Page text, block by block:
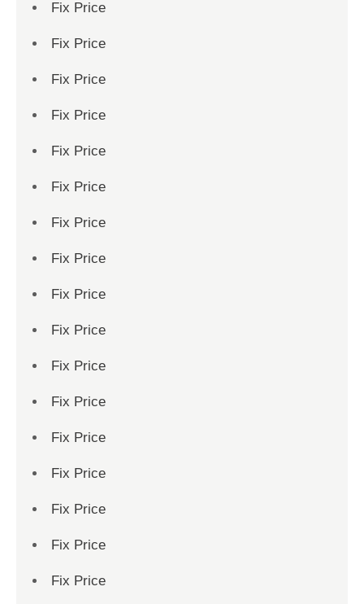
Fix Price
Fix Price
Fix Price
Fix Price
Fix Price
Fix Price
Fix Price
Fix Price
Fix Price
Fix Price
Fix Price
Fix Price
Fix Price
Fix Price
Fix Price
Fix Price
Fix Price